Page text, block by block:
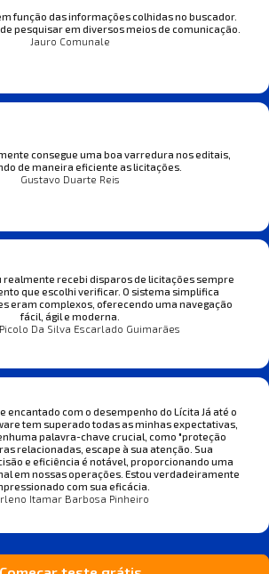
função das informações colhidas no buscador.
pesquisar em diversos meios de comunicação.
Jauro Comunale
consegue uma boa varredura nos editais,
de maneira eficiente as licitações.
Gustavo Duarte Reis
realmente recebi disparos de licitações sempre
que escolhi verificar. O sistema simplifica
eram complexos, oferecendo uma navegação
fácil, ágil e moderna.
Da Silva Escarlado Guimarães
encantado com o desempenho do Lícita Já até o
tem superado todas as minhas expectativas,
palavra-chave crucial, como "proteção
relacionadas, escape à sua atenção. Sua
e eficiência é notável, proporcionando uma
em nossas operações. Estou verdadeiramente
com sua eficácia.
Itamar Barbosa Pinheiro